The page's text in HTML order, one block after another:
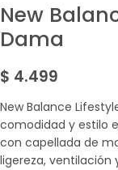
New
Dama
$ 4.499
New Balance
comodidad y estilo
con capellada de
ligereza, ventilación